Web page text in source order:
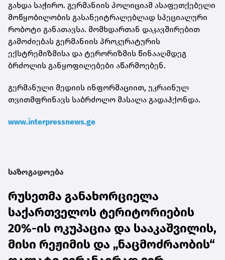
გახდა საჭირო. გერმანიის პოლიციამ ასაფეთქებელი
მოწყობილობის გასანეიტრალებლად სპეციალური
რობოტი განათავსა. მომხდართან დაკავშირებით
გამოძიებას გერმანიის პროკურატურის
ექსტრემიზმისა და ტერორიზმის წინააღმდეგ
ბრძოლის განყოფილებები აწარმოებენ.
გერმანული მედიის ინფორმაციით, უკრაინულ
თვითმფრინავს საბრძოლო მასალა გადაჰქონდა.
www.interpressnews.ge
საზოგადოება
რუსეთმა განახორციელა
საქართველოს ტერიტორიების
20%-ის ოკუპაცია და სააკაშვილის,
მისი რეჟიმის და „ნაცმოძრაობის“